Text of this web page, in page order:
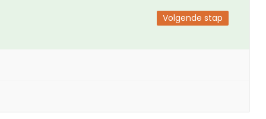
Volgende stap